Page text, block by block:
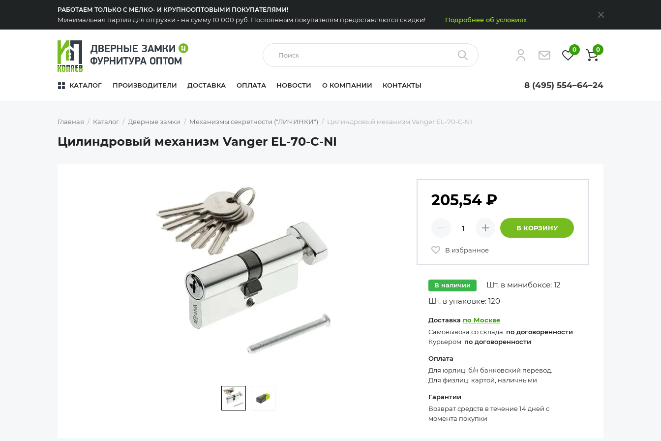
РАБОТАЕМ ТОЛЬКО С МЕЛКО- И КРУПНООПТОВЫМИ ПОКУПАТЕЛЯМИ!
Минимальная партия для отгрузки - на сумму 10 000 руб. Постоянным покупателям предоставляются скидки! Подробнее об условиях Закрыть
Найти
0 0
КАТАЛОГ ПРОИЗВОДИТЕЛИ ДОСТАВКА ОПЛАТА НОВОСТИ О КОМПАНИИ КОНТАКТЫ 8 (495) 554–64–24
Главная Каталог Дверные замки Механизмы секретности ("ЛИЧИНКИ") Цилиндровый механизм Vanger EL-70-C-NI
Цилиндровый механизм Vanger EL-70-C-NI
205,54 ₽
Количество товаров
Минус Плюс В КОРЗИНУ
В избранное
В наличии
Шт. в минибоксе: 12
Шт. в упаковке: 120
Доставка по Москве
Самовывоза со склада: по договоренности
Курьером: по договоренности
Оплата
Для юрлиц: б/н банковский перевод.
Для физлиц: картой, наличными
Гарантии
Возврат средств в течение 14 дней с
момента покупки